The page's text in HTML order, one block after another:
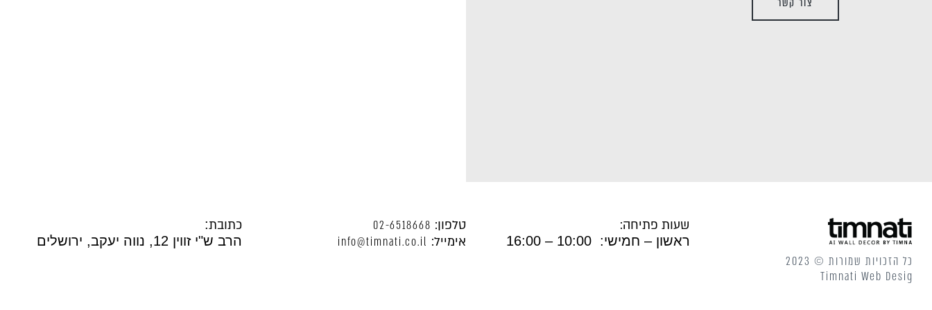
כל הזכויות שמורות © 2023
Timnati Web Desig
שעות פתיחה:
ראשון – חמישי: 10:00 – 16:00
טלפון: 02-6518668
אימייל: info@timnati.co.il
כתובת:
הרב ש"י זווין 12, נווה יעקב, ירושלים
₪ 35.00
ADD
בית המקדש
₪220.00
עץ על המים - שקיעה
₪30.00
אווירה יהודית
₪35.00